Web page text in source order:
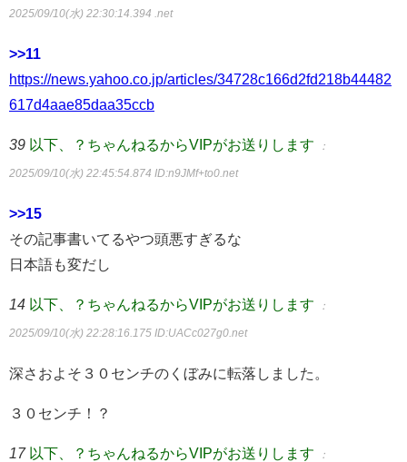
2025/09/10(水) 22:30:14.394 .net
>>11
https://news.yahoo.co.jp/articles/34728c166d2fd218b44482
617d4aae85daa35ccb
39 以下、？ちゃんねるからVIPがお送りします ：
2025/09/10(水) 22:45:54.874 ID:n9JMf+to0.net
>>15
その記事書いてるやつ頭悪すぎるな
日本語も変だし
14 以下、？ちゃんねるからVIPがお送りします ：
2025/09/10(水) 22:28:16.175 ID:UACc027g0.net
深さおよそ３０センチのくぼみに転落しました。
３０センチ！？
17 以下、？ちゃんねるからVIPがお送りします ：